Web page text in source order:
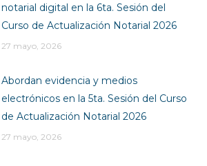
notarial digital en la 6ta. Sesión del
Curso de Actualización Notarial 2026
27 mayo, 2026
Abordan evidencia y medios
electrónicos en la 5ta. Sesión del Curso
de Actualización Notarial 2026
27 mayo, 2026